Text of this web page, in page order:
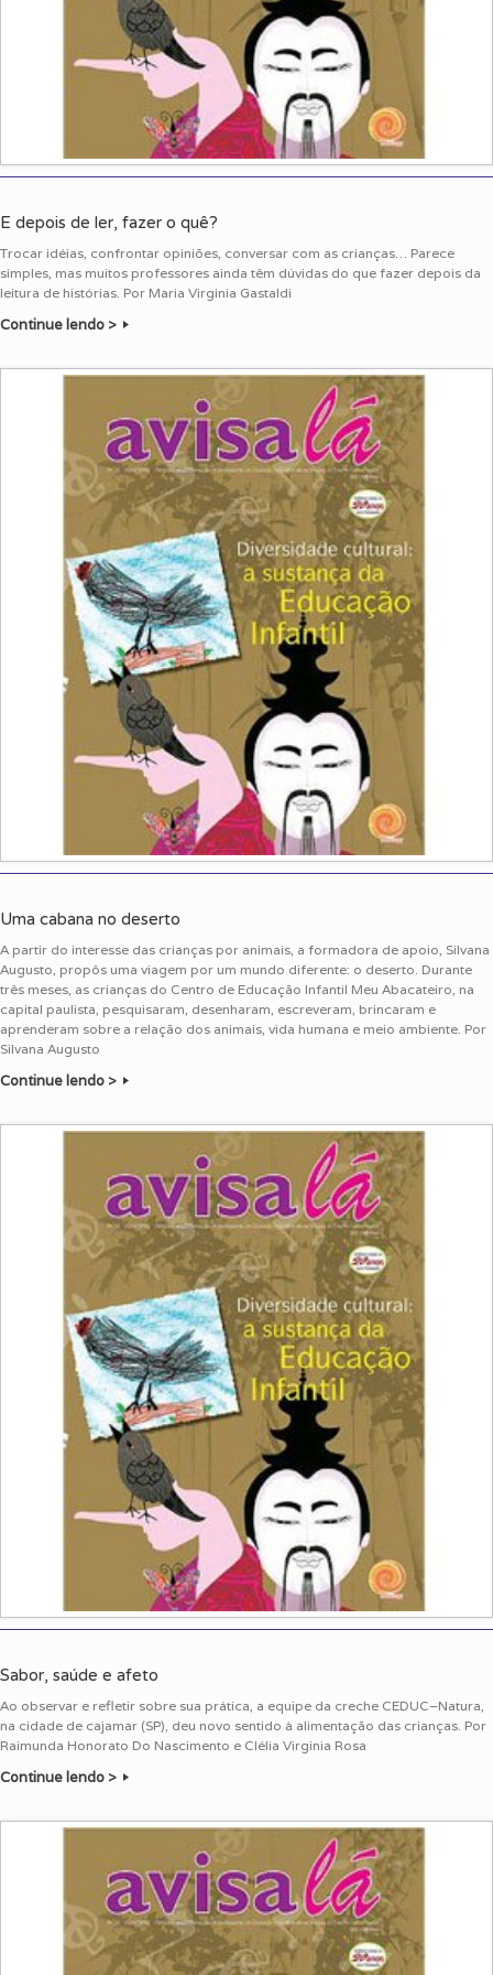
E depois de ler, fazer o quê?
Trocar idéias, confrontar opiniões, conversar com as crianças… Parece
simples, mas muitos professores ainda têm dúvidas do que fazer depois da
leitura de histórias. Por Maria Virginia Gastaldi
Continue lendo >
Uma cabana no deserto
A partir do interesse das crianças por animais, a formadora de apoio, Silvana
Augusto, propôs uma viagem por um mundo diferente: o deserto. Durante
três meses, as crianças do Centro de Educação Infantil Meu Abacateiro, na
capital paulista, pesquisaram, desenharam, escreveram, brincaram e
aprenderam sobre a relação dos animais, vida humana e meio ambiente. Por
Silvana Augusto
Continue lendo >
Sabor, saúde e afeto
Ao observar e refletir sobre sua prática, a equipe da creche CEDUC–Natura,
na cidade de cajamar (SP), deu novo sentido à alimentação das crianças. Por
Raimunda Honorato Do Nascimento e Clélia Virginia Rosa
Continue lendo >